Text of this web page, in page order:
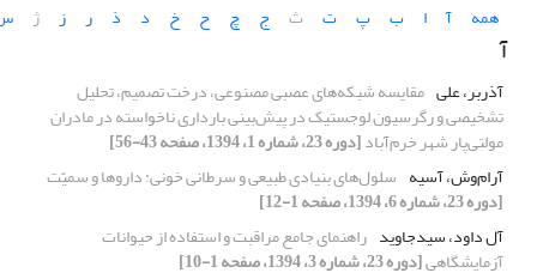
همه
آ ا ب پ ت ث ج چ ح خ د ذ ر ز ژ
آ
آذربر، علی مقایسه شبکه‌های عصبی مصنوعی، درخت تصمیم، تحلیل
تشخیصی و رگرسیون لوجستیک در پیش‌بینی بارداری ناخواسته در مادران
مولتی‌پار شهر خرم‌آباد[دوره 23، شماره 1، 1394، صفحه 43-56]
آرام‌وش، آسیه سلول‌های بنیادی طبیعی و سرطانی خونی: داروها و سمیّت
[دوره 23، شماره 6، 1394، صفحه 1-12]
آل داود، سیدجاوید راهنمای جامع مراقبت و استفاده از حیوانات
آزمایشگاهی[دوره 23، شماره 3، 1394، صفحه 1-10]